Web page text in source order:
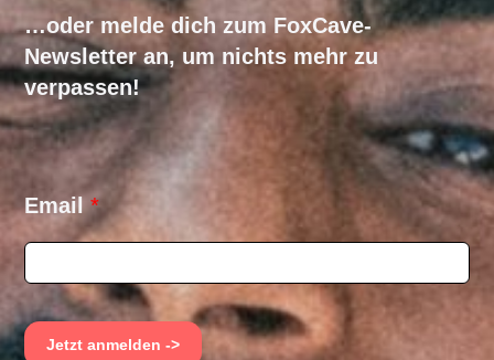
…oder melde dich zum FoxCave-
Newsletter an, um nichts mehr zu
verpassen!
E
a
l
E
m
a
Email*
Jetzt anmelden ->